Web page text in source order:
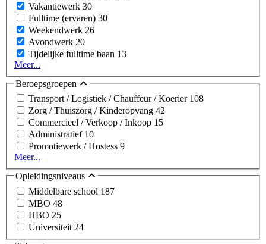
Vakantiewerk 30
Fulltime (ervaren) 30
Weekendwerk 26
Avondwerk 20
Tijdelijke fulltime baan 13
Meer...
Beroepsgroepen
Transport / Logistiek / Chauffeur / Koerier 108
Zorg / Thuiszorg / Kinderopvang 42
Commercieel / Verkoop / Inkoop 15
Administratief 10
Promotiewerk / Hostess 9
Meer...
Opleidingsniveaus
Middelbare school 187
MBO 48
HBO 25
Universiteit 24